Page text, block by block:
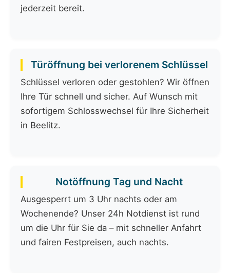
jederzeit bereit.
Türöffnung bei verlorenem Schlüssel
Schlüssel verloren oder gestohlen? Wir öffnen
Ihre Tür schnell und sicher. Auf Wunsch mit
sofortigem Schlosswechsel für Ihre Sicherheit
in Beelitz.
Notöffnung Tag und Nacht
Ausgesperrt um 3 Uhr nachts oder am
Wochenende? Unser 24h Notdienst ist rund
um die Uhr für Sie da – mit schneller Anfahrt
und fairen Festpreisen, auch nachts.